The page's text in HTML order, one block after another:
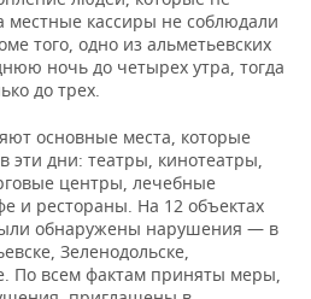
кассиры не соблюдали
того, одно из альметьевских
ночь до четырех утра, тогда
до трех.
основные места, которые
эти дни: театры, кинотеатры,
центры, лечебные
и рестораны. На 12 объектах
обнаружены нарушения — в
Зеленодольске,
По всем фактам приняты меры,